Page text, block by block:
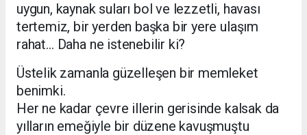
uygun, kaynak suları bol ve lezzetli, havası
tertemiz, bir yerden başka bir yere ulaşım
rahat… Daha ne istenebilir ki?
Üstelik zamanla güzelleşen bir memleket
benimki.
Her ne kadar çevre illerin gerisinde kalsak da
yılların emeğiyle bir düzene kavuşmuştu